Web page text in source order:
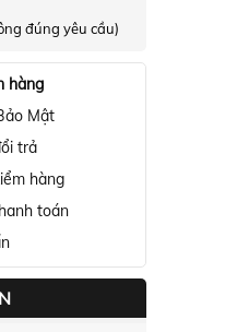
đúng yêu cầu)
hàng
Mật
trả
hàng
toán